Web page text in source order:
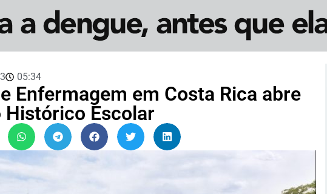
05:34
Enfermagem em Costa Rica abre
Escolar